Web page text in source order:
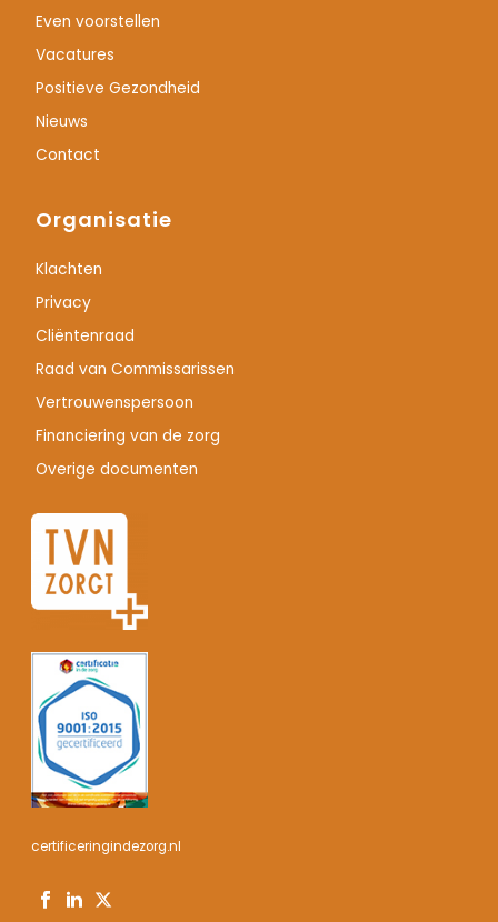
Even voorstellen
Vacatures
Positieve Gezondheid
Nieuws
Contact
Organisatie
Klachten
Privacy
Cliëntenraad
Raad van Commissarissen
Vertrouwenspersoon
Financiering van de zorg
Overige documenten
certificeringindezorg.nl